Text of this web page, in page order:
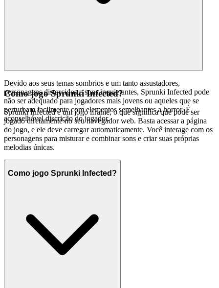
Devido aos seus temas sombrios e um tanto assustadores,
personagens distorcidos e sons inquietantes, Sprunki Infected pode
não ser adequado para jogadores mais jovens ou aqueles que se
perturbam facilmente com elementos semelhantes a horror. É
aconselhável discrição do jogador.
Como jogo Sprunki Infected?
Sprunki Infected é um jogo iframe, o que significa que pode ser
jogado diretamente no seu navegador web. Basta acessar a página
do jogo, e ele deve carregar automaticamente. Você interage com os
personagens para misturar e combinar sons e criar suas próprias
melodias únicas.
Como jogo Sprunki Infected?